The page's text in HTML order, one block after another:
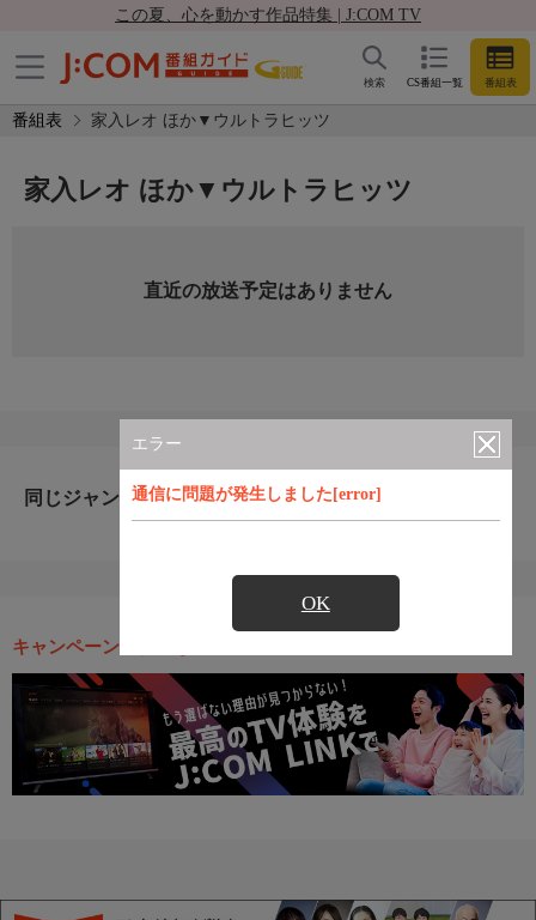
この夏、心を動かす作品特集 | J:COM TV
CS番組一覧 番組表
検索
番組表 家入レオ ほか▼ウルトラヒッツ
エラー
通信に問題が発生しました[error]
OK
家入レオ ほか▼ウルトラヒッツ
直近の放送予定はありません
同じジャンルのおすすめ番組
キャンペーン・お得な情報